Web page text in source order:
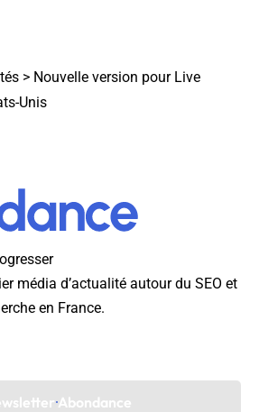
> Nouvelle version pour Live
Unis
média d’actualité autour du SEO et
en France.
Abondance